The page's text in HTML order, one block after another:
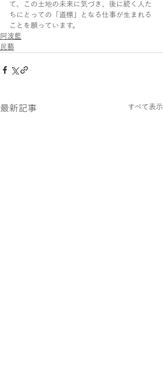
て、この土地の未来に気づき、後に続く人た
ちにとっての「道標」となる仕事が生まれる
ことを願っています。
阿波藍
民藝
最新記事 すべて表示